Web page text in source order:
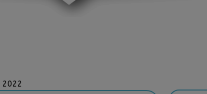
2022